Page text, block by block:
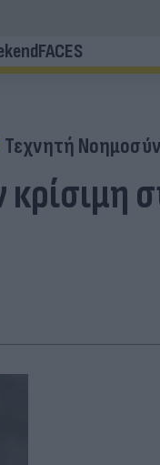
FACES
Τεχνητή
κρίσιμη